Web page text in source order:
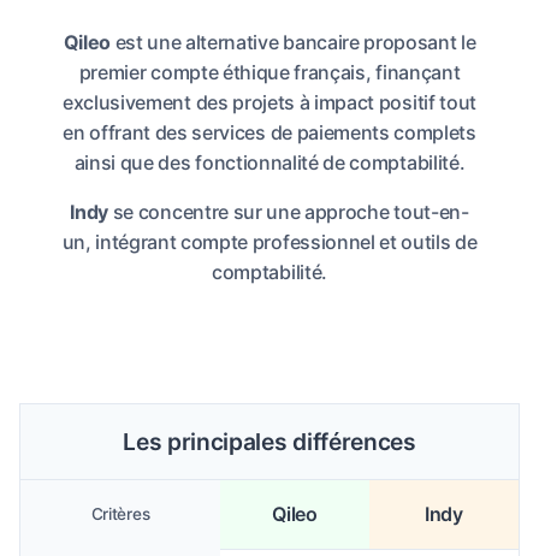
Qileoest une alternative bancaire proposant le
premier compte éthique français, finançant
exclusivement des projets à impact positif tout
en offrant des services de paiements complets
ainsi que des fonctionnalité de comptabilité.
Indy se concentre sur une approche tout-en-
un, intégrant compte professionnel et outils de
comptabilité.
Les principales différences
Critères Qileo Indy